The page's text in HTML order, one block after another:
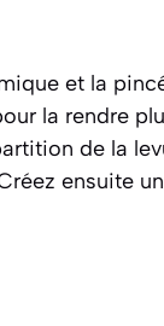
et la
la rendre
de la
ensuite